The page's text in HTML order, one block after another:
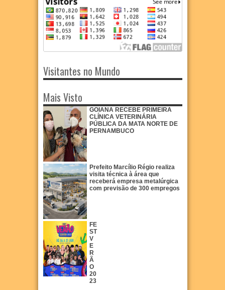
Visitantes no Mundo
Mais Visto
GOIANA RECEBE PRIMEIRA
CLÍNICA VETERINÁRIA
PÚBLICA DA MATA NORTE DE
PERNAMBUCO
Prefeito Marcílio Régio realiza
visita técnica à área que
receberá empresa metalúrgica
com previsão de 300 empregos
FE
ST
V
E
R
Ã
O
20
23